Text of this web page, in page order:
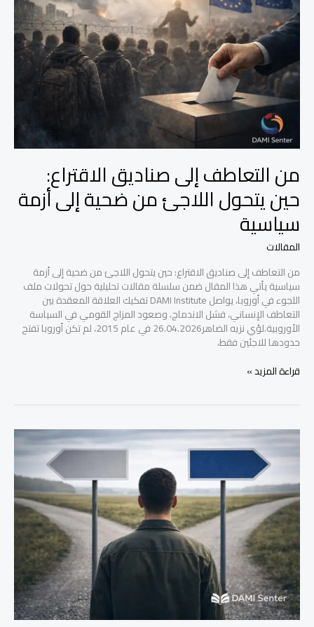
من التعاطف إلى صناديق الاقتراع:
حين يتحول اللاجئ من ضحية إلى أزمة
سياسية
المقالات
من التعاطف إلى صناديق الاقتراع: حين يتحول اللاجئ من ضحية إلى أزمة
سياسية يأتي هذا المقال ضمن سلسلة مقالات تحليلية حول تحولات ملف
اللجوء في أوروبا، يواصل DAMI Institute تفكيك العلاقة المعقدة بين
التعاطف الإنساني، فشل الاندماج، وصعود المزاج القومي في السياسة
الأوروبية.لؤي نزيه الضاهر26.04.2026 في عام 2015، لم تكن أوروبا تفتح
حدودها للاجئين فقط،
صناديق
الاقتراع:
حين
اللاجئ
من
ضحية
إلى
سياسية
قراءة المزيد »
أزمة
في
المجتمعات
المهاجرة:
كيف
يتشكل
الانتماء
بين
ثقافتين؟